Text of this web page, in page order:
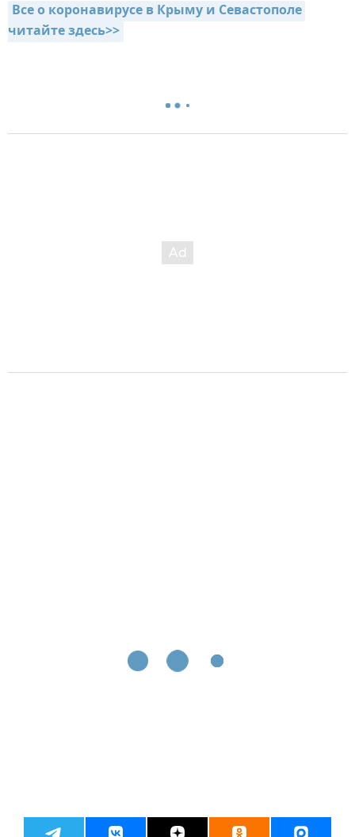
Все о коронавирусе в Крыму и Севастополе
читайте здесь>>